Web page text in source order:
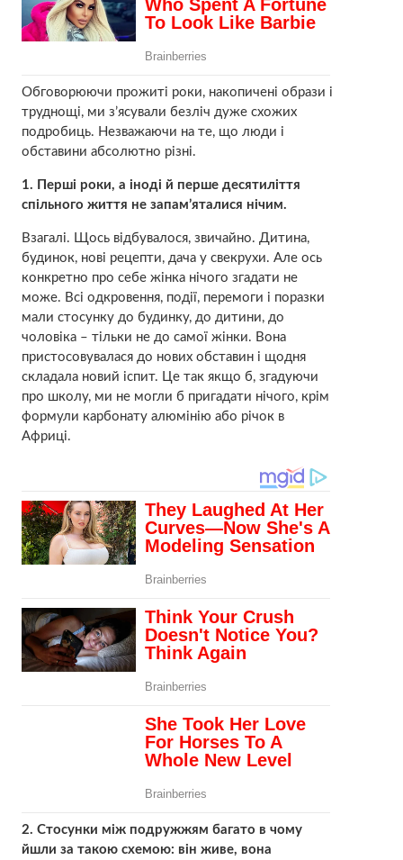
Обговорюючи прожиті роки, накопичені образи і
труднощі, ми з’ясували безліч дуже схожих
подробиць. Незважаючи на те, що люди і
обставини абсолютно різні.
1. Перші роки, а іноді й перше десятиліття
спільного життя не запам’яталися нічим.
Взагалі. Щось відбувалося, звичайно. Дитина,
будинок, нові рецепти, дача у свекрухи. Але ось
конкретно про себе жінка нічого згадати не
може. Всі одкровення, події, перемоги і поразки
мали стосунку до будинку, до дитини, до
чоловіка – тільки не до самої жінки. Вона
пристосовувалася до нових обставин і щодня
складала новий іспит. Це так якщо б, згадуючи
про школу, ми не могли б пригадати нічого, крім
формули карбонату алюмінію або річок в
Африці.
2. Стосунки між подружжям багато в чому
йшли за такою схемою: він живе, вона